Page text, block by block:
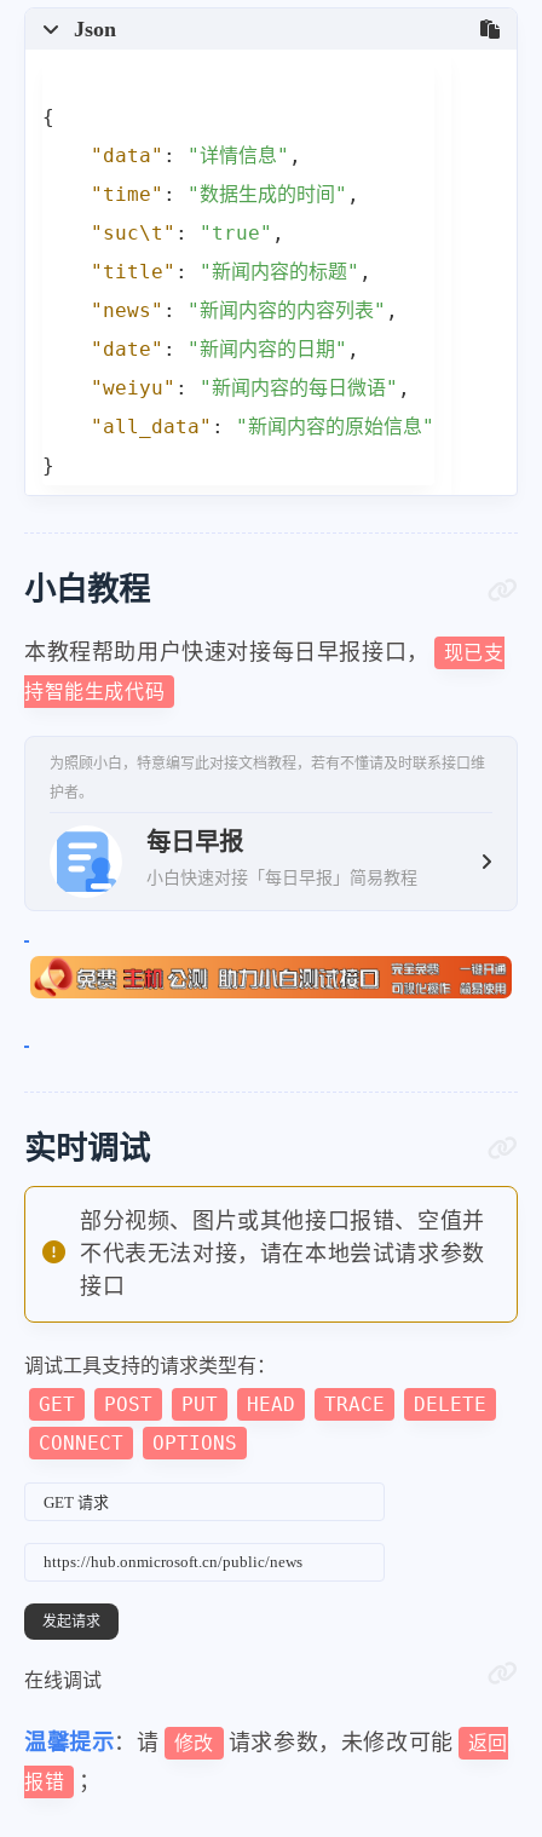
"3、山西兰花集团莒山煤矿27日发生透水事
"14、当地30日下午，巴基斯坦边境一清真寺
}
Json
{
"data" : "详情信息" ,
"time" : "数据生成的时间" ,
"suc\t" : "true" ,
"title" : "新闻内容的标题" ,
"news" : "新闻内容的内容列表" ,
"date" : "新闻内容的日期" ,
"weiyu" : "新闻内容的每日微语" ,
"all_data" :
"新闻内容的原始信息"
}
小白教程
本教程帮助用户快速对接每日早报接口，
现已支
持智能生成代码
为照顾小白，特意编写此对接文档教程，若有不懂请及时联系接口维
护者。
每日早报
小白快速对接「每日早报」简易教程
实时调试
部分视频、图片或其他接口报错、空值并
不代表无法对接，请在本地尝试请求参数
接口
调试工具支持的请求类型有：
GET POST PUT HEAD TRACE
DELETE
CONNECT
OPTIONS
在线调试
温馨提示：请 修改 请求参数，未修改可能
返回
报错
；